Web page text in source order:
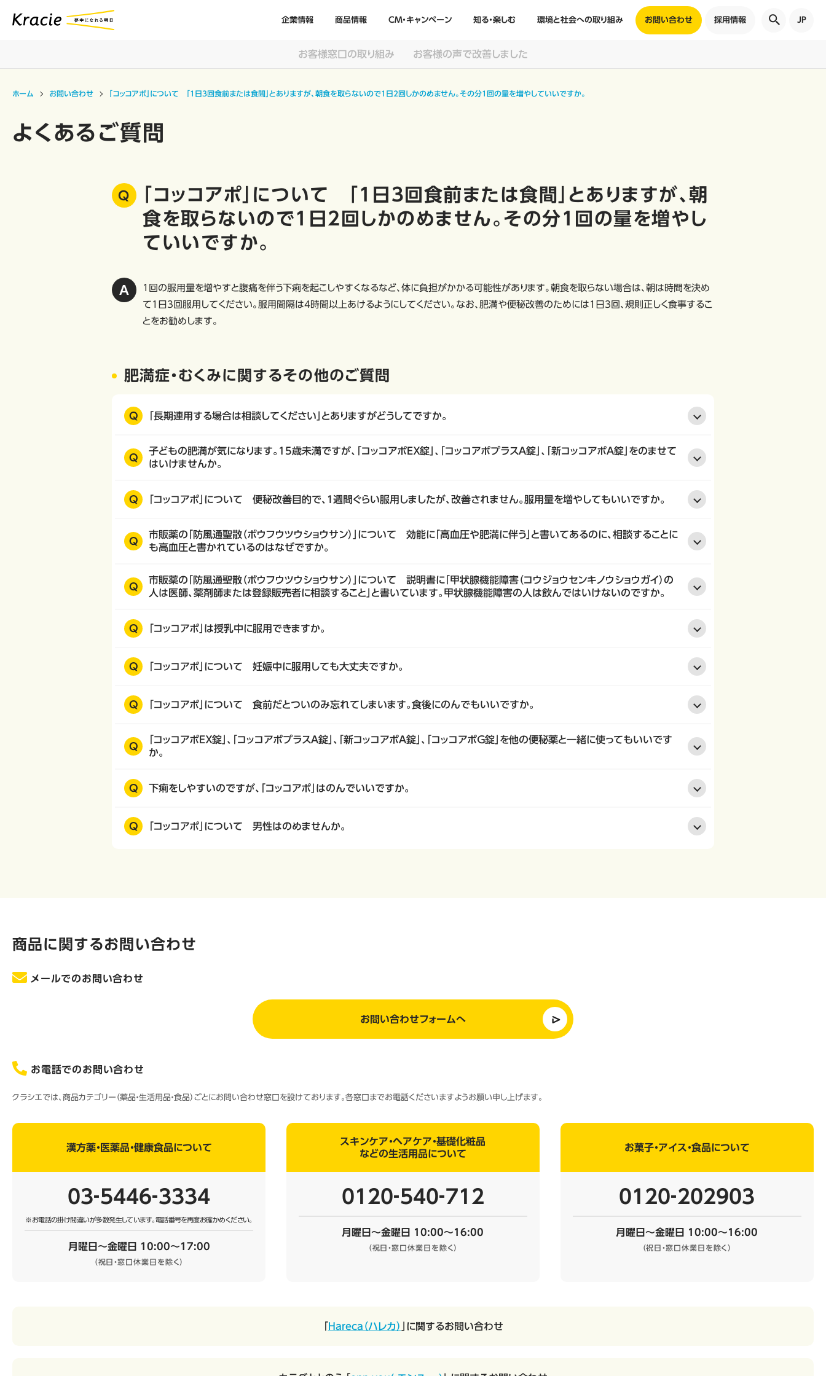
企業情報 商品情報 CM・キャンペーン 知る・楽しむ 環境と社会への取り組み お問い合わせ 採用情報 JP
お客様窓口の取り組み お客様の声で改善しました
ホーム お問い合わせ 「コッコアポ」について 「1日3回食前または食間」とありますが、朝食を取らないので1日2回しかのめません。その分1回の量を増やしていいですか。
よくあるご質問
「コッコアポ」について 「1日3回食前または食間」とありますが、朝
食を取らないので1日2回しかのめません。その分1回の量を増やし
ていいですか。
1回の服用量を増やすと腹痛を伴う下痢を起こしやすくなるなど、体に負担がかかる可能性があります。朝食を取らない場合は、朝は時間を決め
て1日3回服用してください。服用間隔は4時間以上あけるようにしてください。なお、肥満や便秘改善のためには1日3回、規則正しく食事するこ
とをお勧めします。
肥満症・むくみに関するその他のご質問
Q 「長期連用する場合は相談してください」とありますがどうしてですか。
Q
子どもの肥満が気になります。15歳未満ですが、「コッコアポＥＸ錠」、「コッコアポプラスＡ錠」、「新コッコアポＡ錠」をのませて
はいけませんか。
Q 「コッコアポ」について 便秘改善目的で、１週間ぐらい服用しましたが、改善されません。服用量を増やしてもいいですか。
Q
市販薬の「防風通聖散（ボウフウツウショウサン）」について 効能に「高血圧や肥満に伴う」と書いてあるのに、相談することに
も高血圧と書かれているのはなぜですか。
Q
市販薬の「防風通聖散（ボウフウツウショウサン）」について 説明書に「甲状腺機能障害（コウジョウセンキノウショウガイ）の
人は医師、薬剤師または登録販売者に相談すること」と書いています。甲状腺機能障害の人は飲んではいけないのですか。
Q 「コッコアポ」は授乳中に服用できますか。
Q 「コッコアポ」について 妊娠中に服用しても大丈夫ですか。
Q 「コッコアポ」について 食前だとついのみ忘れてしまいます。食後にのんでもいいですか。
Q
「コッコアポＥＸ錠」、「コッコアポプラスＡ錠」、「新コッコアポＡ錠」、「コッコアポＧ錠」を他の便秘薬と一緒に使ってもいいです
か。
Q 下痢をしやすいのですが、「コッコアポ」はのんでいいですか。
Q 「コッコアポ」について 男性はのめませんか。
商品に関するお問い合わせ
メールでのお問い合わせ
お問い合わせフォームへ
お電話でのお問い合わせ
クラシエでは、商品カテゴリー（薬品・生活用品・食品）ごとにお問い合わせ窓口を設けております。各窓口までお電話くださいますようお願い申し上げます。
漢方薬・医薬品・健康食品について
03‐5446‐3334
※お電話の掛け間違いが多数発生しています。電話番号を再度お確かめください。
月曜日～金曜日 10:00～17:00
（祝日・窓口休業日を除く）
スキンケア・ヘアケア・基礎化粧品
などの生活用品について
0120‐540‐712
月曜日～金曜日 10:00～16:00
（祝日・窓口休業日を除く）
お菓子・アイス・食品について
0120‐202903
月曜日～金曜日 10:00～16:00
（祝日・窓口休業日を除く）
Hareca（ハレカ） 」に関するお問い合わせ